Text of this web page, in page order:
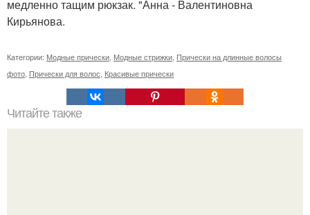
медленно тащим рюкзак. "Анна - Валентиновна
Кирьянова.
Категории: Модные прически Модные стрижки Прически на длинные волосы
фото Прически для волос Красивые прически
Читайте также